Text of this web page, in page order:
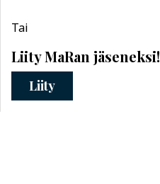
Tai
Liity MaRan jäseneksi!
Liity